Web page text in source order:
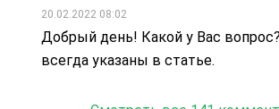
20.02.2022 08:02
Добрый день! Какой у Вас
всегда указаны в статье.